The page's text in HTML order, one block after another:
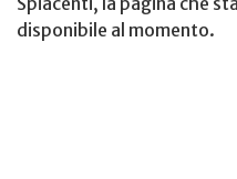
disponibile al momento.